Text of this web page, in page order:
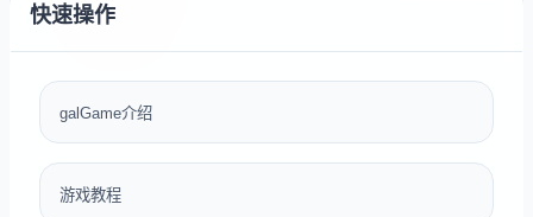
快速操作
galGame介绍
游戏教程